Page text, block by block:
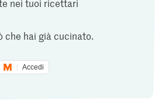
nei tuoi ricettari
che hai già cucinato.
Accedi